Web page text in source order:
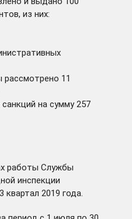
из них:
11
на сумму 257
работы Службы
инспекции
квартал 2019 года.